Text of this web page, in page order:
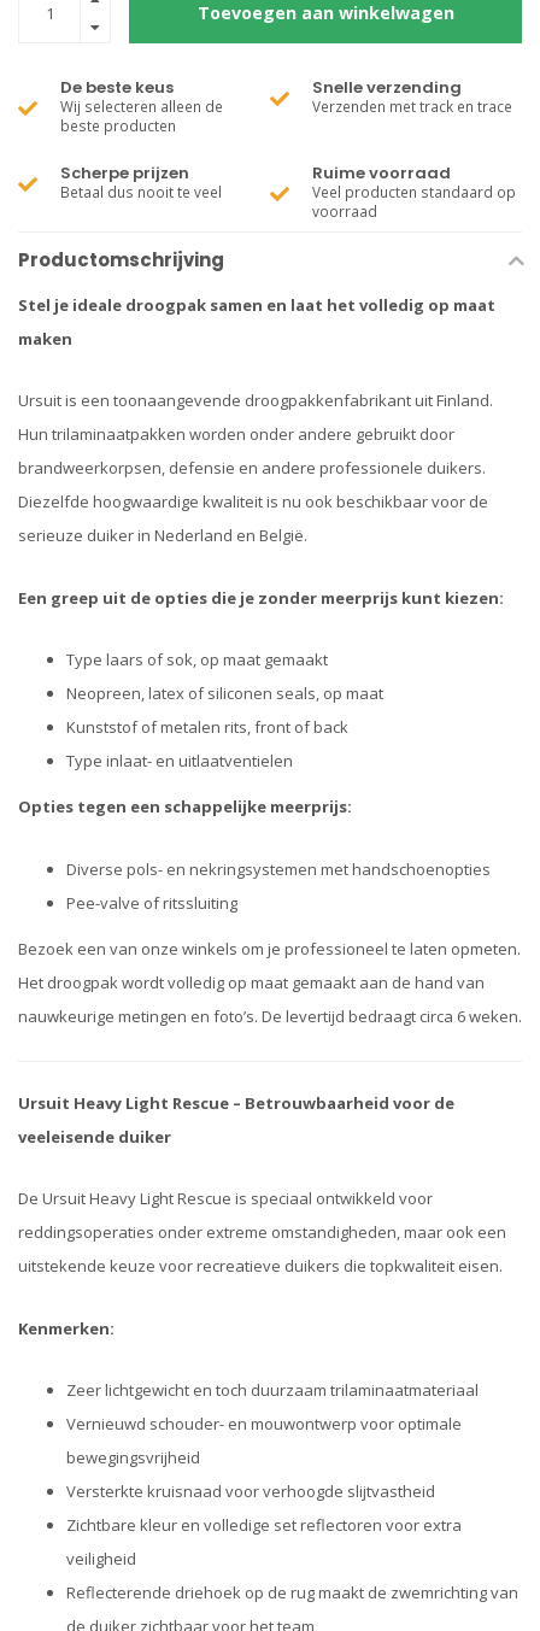
Toevoegen aan winkelwagen
De beste keus
Wij selecteren alleen de
beste producten
Snelle verzending
Verzenden met track en trace
Scherpe prijzen
Betaal dus nooit te veel
Ruime voorraad
Veel producten standaard op
voorraad
Productomschrijving
Stel je ideale droogpak samen en laat het volledig op maat
maken
Ursuit is een toonaangevende droogpakkenfabrikant uit Finland.
Hun trilaminaatpakken worden onder andere gebruikt door
brandweerkorpsen, defensie en andere professionele duikers.
Diezelfde hoogwaardige kwaliteit is nu ook beschikbaar voor de
serieuze duiker in Nederland en België.
Een greep uit de opties die je zonder meerprijs kunt kiezen:
Type laars of sok, op maat gemaakt
Neopreen, latex of siliconen seals, op maat
Kunststof of metalen rits, front of back
Type inlaat- en uitlaatventielen
Opties tegen een schappelijke meerprijs:
Diverse pols- en nekringsystemen met handschoenopties
Pee-valve of ritssluiting
Bezoek een van onze winkels om je professioneel te laten opmeten.
Het droogpak wordt volledig op maat gemaakt aan de hand van
nauwkeurige metingen en foto’s. De levertijd bedraagt circa 6 weken.
Ursuit Heavy Light Rescue – Betrouwbaarheid voor de
veeleisende duiker
De Ursuit Heavy Light Rescue is speciaal ontwikkeld voor
reddingsoperaties onder extreme omstandigheden, maar ook een
uitstekende keuze voor recreatieve duikers die topkwaliteit eisen.
Kenmerken:
Zeer lichtgewicht en toch duurzaam trilaminaatmateriaal
Vernieuwd schouder- en mouwontwerp voor optimale
bewegingsvrijheid
Versterkte kruisnaad voor verhoogde slijtvastheid
Zichtbare kleur en volledige set reflectoren voor extra
veiligheid
Reflecterende driehoek op de rug maakt de zwemrichting van
de duiker zichtbaar voor het team